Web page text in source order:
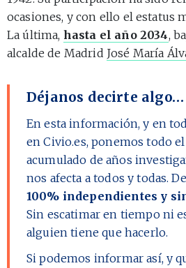
ocasiones, y con ello el estatus
La última, hasta el año 2034,
alcalde de Madrid José María
Déjanos decirte algo…
En esta información, y en
en Civio.es, ponemos todo
acumulado de años
nos afecta a todos y todas.
100% independientes y
Sin escatimar en tiempo ni
alguien tiene que hacerlo.
Si podemos informar así, y